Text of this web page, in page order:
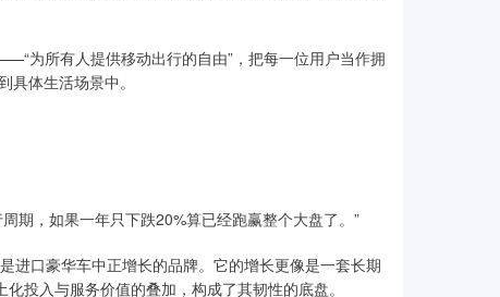
为所有人提供移动出行的自由”，把每一位用户当作拥
体生活场景中。
期，如果一年只下跌20%算已经跑赢整个大盘了。”
进口豪华车中正增长的品牌。它的增长更像是一套长期
投入与服务价值的叠加，构成了其韧性的底盘。